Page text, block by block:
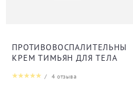
ПРОТИВОВОСПАЛИТЕЛЬНЫЙ
КРЕМ ТИМЬЯН ДЛЯ ТЕЛА
/ 4отзыва